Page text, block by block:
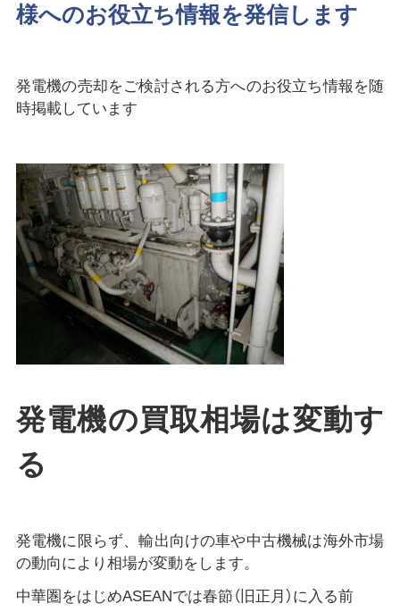
様へのお役立ち情報を発信します
発電機の売却をご検討される方へのお役立ち情報を随
時掲載しています
発電機の買取相場は変動す
る
発電機に限らず、輸出向けの車や中古機械は海外市場
の動向により相場が変動をします。
中華圏をはじめASEANでは春節（旧正月）に入る前